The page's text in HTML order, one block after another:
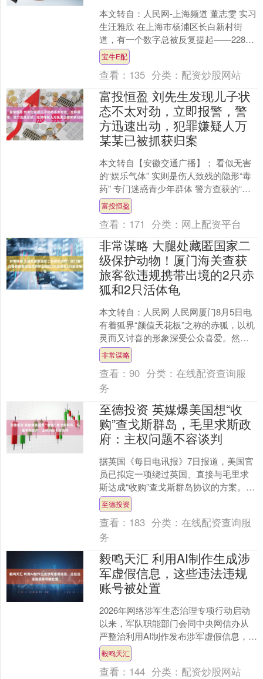
本文转自：人民网-上海频道 董志雯 实习
生汪雅欣 在上海市杨浦区长白新村街
道，有一个数字总被反复提起——228。
它曾经是上海第一代“两万户”工人新村的
编号，承载....
宝牛E配
查看： 135 分类： 配资炒股网站
富投恒盈 刘先生发现儿子状
态不太对劲，立即报警，警
方迅速出动，犯罪嫌疑人万
某某已被抓获归案
本文转自【安徽交通广播】； 看似无害
的“娱乐气体” 实则是伤人致残的隐形“毒
药” 专门迷惑青少年群体 警方查获的“笑
气瓶”。 近日 合肥新站区居民刘先生（化
名）....
富投恒盈
查看： 171 分类： 网上配资平台
非常谋略 大腿处藏匿国家二
级保护动物！厦门海关查获
旅客欲违规携带出境的2只赤
狐和2只活体龟
本文转自：人民网 人民网厦门8月5日电
有着狐界“颜值天花板”之称的赤狐，以机
灵而又讨喜的形象深受公众喜爱。然
而，不法分子为了牟取私利，竟然企图
铤而走险偷带出境....
非常谋略
查看：90 分类：在线配资查询服
务
至德投资 英媒爆美国想“收
购”查戈斯群岛，毛里求斯政
府：主权问题不容谈判
据英国《每日电讯报》7日报道，美国官
员已拟定一项绕过英国、直接与毛里求
斯达成“收购”查戈斯群岛协议的方案。英
国原本正在推进将该群岛主权交还给毛
里求斯，但美国总统....
至德投资
查看： 183 分类：在线配资查询服
务
毅鸣天汇 利用AI制作生成涉
军虚假信息，这些违法违规
账号被处置
2026年网络涉军生态治理专项行动启动
以来，军队职能部门会同中央网信办从
严整治利用AI制作发布涉军虚假信息，误
导公众认知，损害军队形象问题，依法
处置一批违法违规....
毅鸣天汇
查看： 144 分类： 配资炒股网站